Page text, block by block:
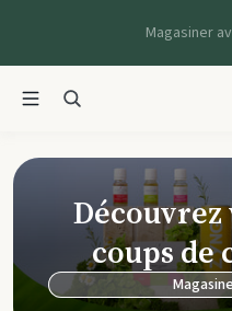
Magasiner
Young
Découvrez
coups de